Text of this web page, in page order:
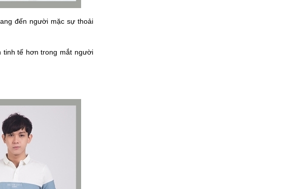
đến người mặc sự thoải
tinh tế hơn trong mắt người